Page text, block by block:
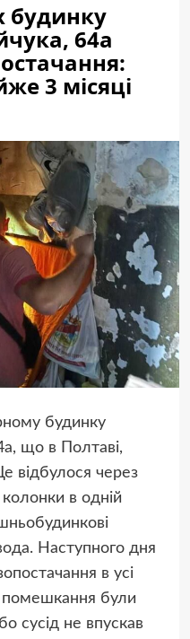
будинку
64а
3 місяці
будинку
що в Полтаві,
відбулося через
в одній
Наступного дня
в усі
помешкання були
сусід не впускав